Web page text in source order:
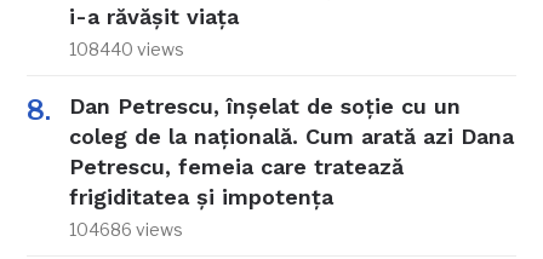
i-a răvășit viața
108440 views
Dan Petrescu, înșelat de soție cu un
coleg de la națională. Cum arată azi Dana
Petrescu, femeia care tratează
frigiditatea și impotența
104686 views